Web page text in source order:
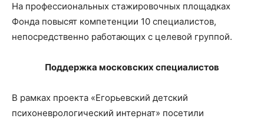
На профессиональных стажировочных площадках
Фонда повысят компетенции 10 специалистов,
непосредственно работающих с целевой группой.
Поддержка московских специалистов
В рамках проекта «Егорьевский детский
психоневрологический интернат» посетили